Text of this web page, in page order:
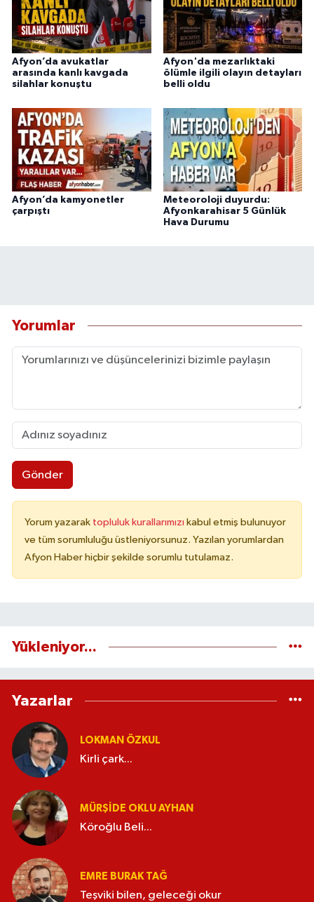
Afyon’da avukatlar
arasında kanlı kavgada
silahlar konuştu
Afyon'da mezarlıktaki
ölümle ilgili olayın detayları
belli oldu
Afyon’da kamyonetler
çarpıştı
Meteoroloji duyurdu:
Afyonkarahisar 5 Günlük
Hava Durumu
Yorumlar
Gönder
Yorum yazarak topluluk kurallarımızı kabul etmiş bulunuyor
ve tüm sorumluluğu üstleniyorsunuz. Yazılan yorumlardan
Afyon Haber hiçbir şekilde sorumlu tutulamaz.
Yükleniyor...
Yazarlar
LOKMAN ÖZKUL
Kirli çark...
MÜRŞIDE OKLU AYHAN
Köroğlu Beli...
EMRE BURAK TAĞ
Teşviki bilen, geleceği okur